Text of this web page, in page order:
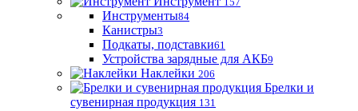
Инструменты84
Канистры3
Подкаты, подставки61
Устройства зарядные для АКБ9
Наклейки 206
Брелки и
сувенирная продукция 131